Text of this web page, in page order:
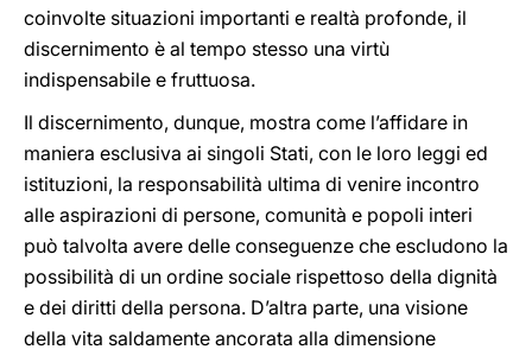
coinvolte situazioni importanti e realtà profonde, il
discernimento è al tempo stesso una virtù
indispensabile e fruttuosa.
Il discernimento, dunque, mostra come l’affidare in
maniera esclusiva ai singoli Stati, con le loro leggi ed
istituzioni, la responsabilità ultima di venire incontro
alle aspirazioni di persone, comunità e popoli interi
può talvolta avere delle conseguenze che escludono la
possibilità di un ordine sociale rispettoso della dignità
e dei diritti della persona. D’altra parte, una visione
della vita saldamente ancorata alla dimensione